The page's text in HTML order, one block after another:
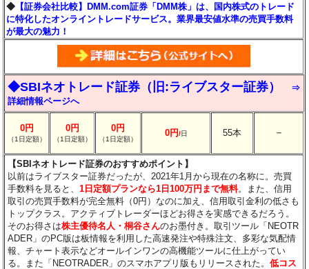
◆ 【証券会社比較】DMM.com証券「DMM株」は、国内株式のトレード
に特化したオンライントレードサービス。業界最安値水準の売買手数料
が最大の魅力！
◆SBIネオトレード証券（旧:ライブスター証券）
⇒
詳細情報ページへ
0円
（1日定額）
0円
（1日定額）
0円
（1日定額）
0円/日 55本 －
【SBIネオトレード証券のおすすめポイント】
以前はライブスター証券だったが、2021年1月から現在の名称に。売買
手数料を見ると、1日定額プランなら1日100万円まで無料。また、信用
取引の売買手数料が完全無料（0円）なのに加え、信用取引金利の低さも
トップクラス。アクティブトレーダーほどお得さを実感できるだろう。
そのお得さは株主優待名人・桐谷さんのお墨付き。取引ツール「NEOTR
ADER」のPC版は板情報を利用した高速発注や特殊注文、多彩な気配情
報、チャート表示などオールインワンの高機能ツールに仕上がってい
る。また「NEOTRADER」のスマホアプリ版もリリースされた。低コス